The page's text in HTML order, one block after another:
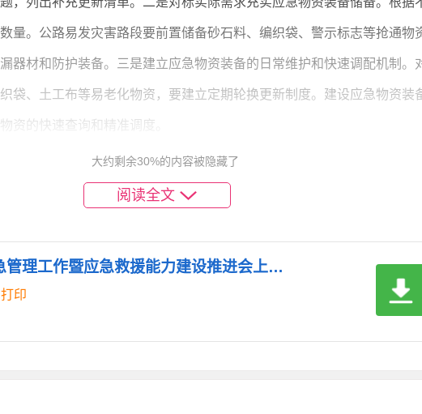
量。公路易发灾害路段要前置储备砂石料、编织袋、警示标志等抢通物
器材和防护装备。三是建立应急物资装备的日常维护和快速调配机制。
袋、土工布等易老化物资，要建立定期轮换更新制度。建设应急物资装
资的快速查询和精准调度。
架构、指挥权限和决策程序，一般突发事件由属地交通运输部门负责指
送制度。信息报送是应急管理的关键环节，必须做到快报事实、慎报原
，较大以上突发事件要在规定时限内向上级主管部门和同级应急管理部
员的责任。三是运用现代信息技术提升应急指挥效能。建设交通运输应
大约剩余30%的内容被隐藏了
阅读全文
《在全市2026年交通运输应急管理工作暨应急救援能力建设推进会上的讲话.doc》
印